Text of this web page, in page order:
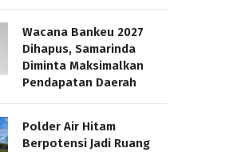
Wacana Bankeu 2027
Dihapus, Samarinda
Diminta Maksimalkan
Pendapatan Daerah
Polder Air Hitam
Berpotensi Jadi Ruang